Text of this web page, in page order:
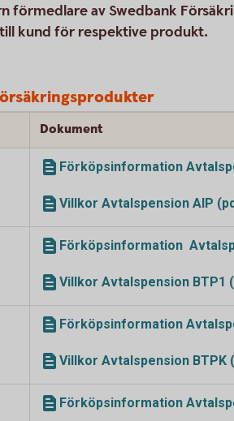
förmedlare av Swedbank
kund för respektive produkt.
Dokument
Förköpsinformation
Villkor Avtalspension AIP
Förköpsinformation
Villkor Avtalspension BTP1
Förköpsinformation
Villkor Avtalspension BTPK
Förköpsinformation